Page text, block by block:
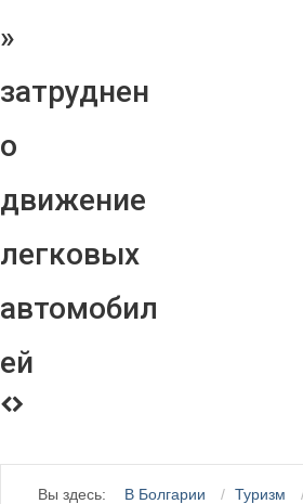
»
затруднен
о
движение
легковых
автомобил
ей
Вы здесь: В Болгарии
Туризм